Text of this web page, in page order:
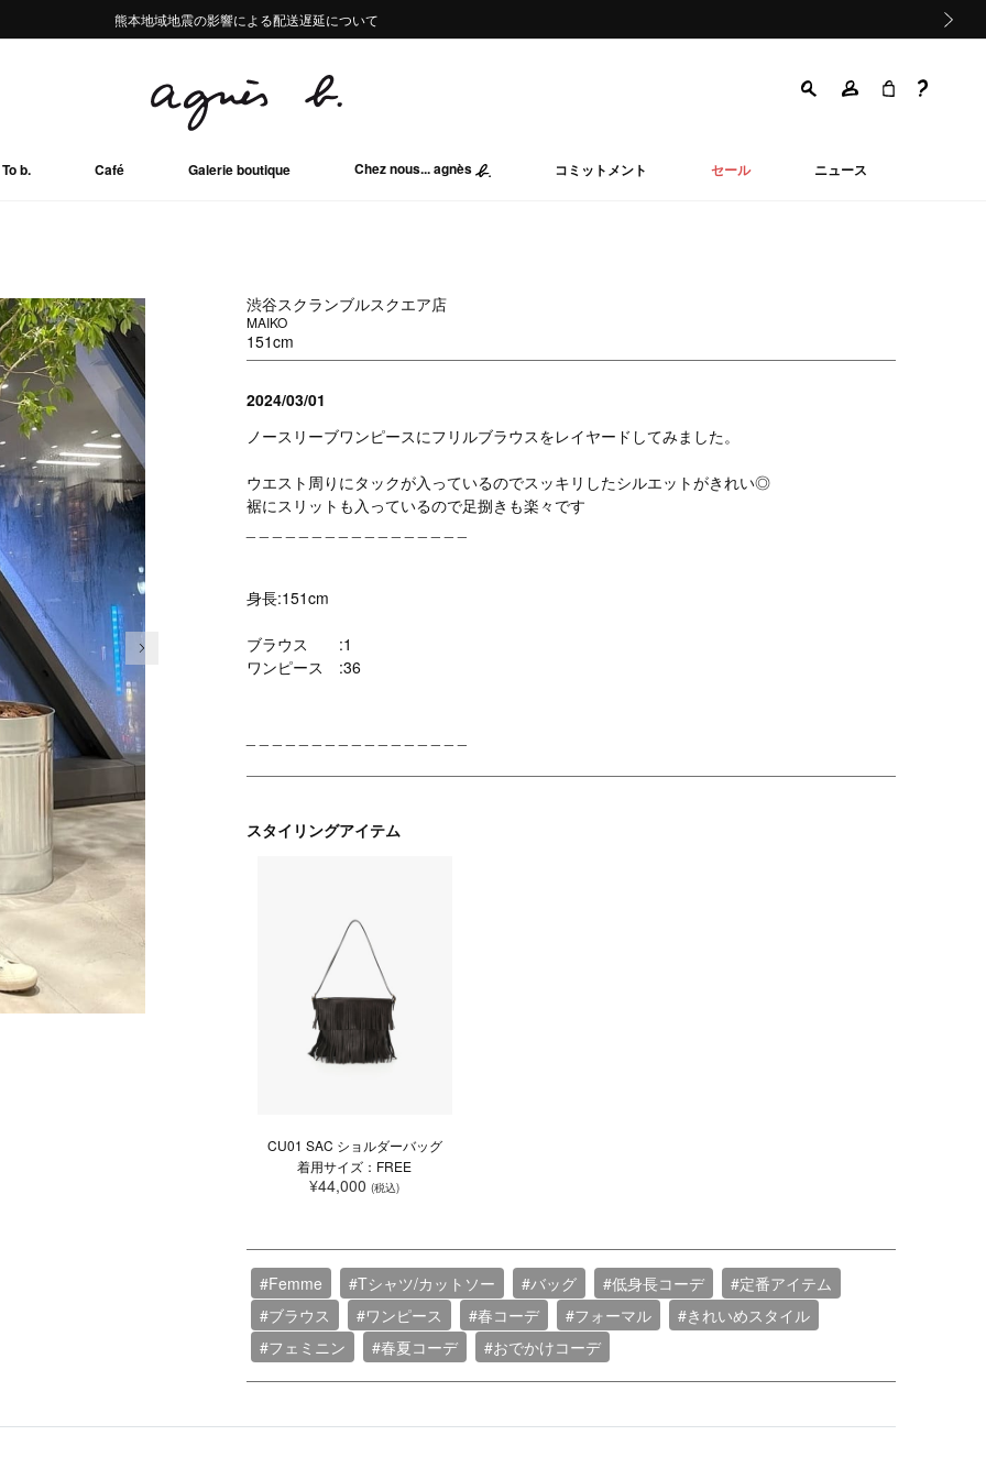
熊本地域地震の影響による配送遅延について
Summer Sale 2buy10%OFF!!
熊本地域地震の影響による配送遅延について
Summer Sale 2buy10%OFF!!
To b. Café Galerie boutique Chez nous... agnès コミットメント セール ニュース
次の画像
渋谷スクランブルスクエア店
MAIKO
151cm
2024/03/01
ノースリーブワンピースにフリルブラウスをレイヤードしてみました。
ウエスト周りにタックが入っているのでスッキリしたシルエットがきれい◎
裾にスリットも入っているので足捌きも楽々です
身長:151cm
ブラウス :1
ワンピース :36
スタイリングアイテム
CU01 SAC ショルダーバッグ
着用サイズ：FREE
¥44,000(税込)
#Femme #Tシャツ/カットソー #バッグ #低身長コーデ
#定番アイテム
#ブラウス
#ワンピース #春コーデ #フォーマル
#きれいめスタイル
#フェミニン
#春夏コーデ #おでかけコーデ